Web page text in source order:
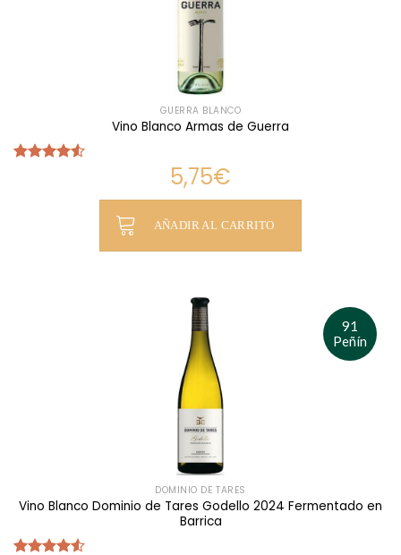
GUERRA BLANCO
Vino Blanco Armas de Guerra
5,75€
AÑADIR AL CARRITO
91
Peñín
DOMINIO DE TARES
Vino Blanco Dominio de Tares Godello 2024 Fermentado en
Barrica